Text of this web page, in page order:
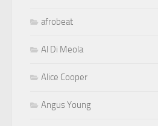
afrobeat
Al Di Meola
Alice Cooper
Angus Young